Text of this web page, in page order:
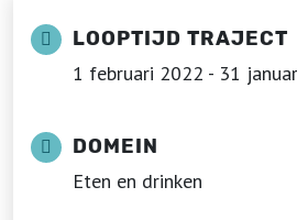
LOOPTIJD TRAJECT
1 februari 2022 - 31
DOMEIN
Eten en drinken